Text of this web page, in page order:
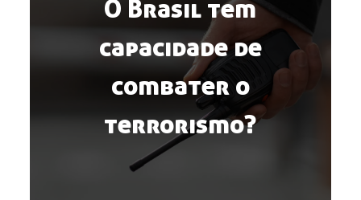
O Brasil tem
capacidade de
combater o
terrorismo?